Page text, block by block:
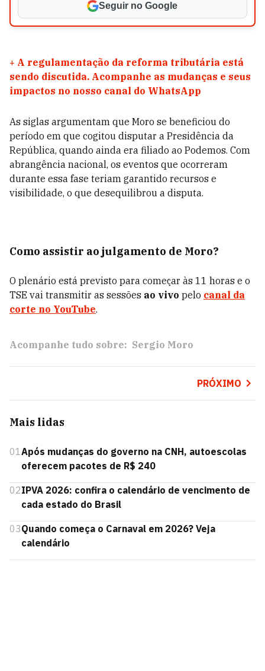
Seguir no Google
+ A regulamentação da reforma tributária está
sendo discutida. Acompanhe as mudanças e seus
impactos no nosso canal do WhatsApp
As siglas argumentam que Moro se beneficiou do
período em que cogitou disputar a Presidência da
República, quando ainda era filiado ao Podemos. Com
abrangência nacional, os eventos que ocorreram
durante essa fase teriam garantido recursos e
visibilidade, o que desequilibrou a disputa.
Como assistir ao julgamento de Moro?
O plenário está previsto para começar às 11 horas e o
TSE vai transmitir as sessões ao vivo pelo canal da
corte no YouTube.
Acompanhe tudo sobre: Sergio Moro
PRÓXIMO
Mais lidas
01Após mudanças do governo na CNH, autoescolas
oferecem pacotes de R$ 240
02IPVA 2026: confira o calendário de vencimento de
cada estado do Brasil
03Quando começa o Carnaval em 2026? Veja
calendário